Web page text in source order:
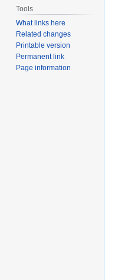
Tools
What links here
Related changes
Printable version
Permanent link
Page information